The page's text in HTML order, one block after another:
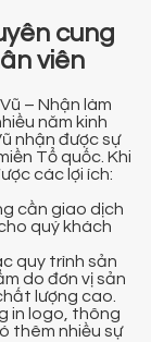
cung
viên
– Nhận làm
năm kinh
nhận được sự
Tổ quốc. Khi
các lợi ích:
cần giao dịch
quý khách
quy trình sản
do đơn vị sản
lượng cao.
in logo, thông
thêm nhiều sự